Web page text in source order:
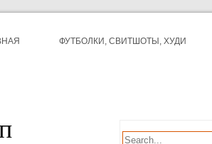
ФУТБОЛКИ, СВИТШОТЫ, ХУДИ